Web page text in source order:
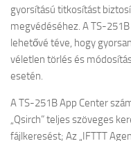
gyorsítású titkosítást
megvédéséhez. A TS-
lehetővé téve, hogy
véletlen törlés és
esetén.
A TS-251B App Center
„Qsirch” teljes szöveges
fájlkeresést; Az „IFTTT